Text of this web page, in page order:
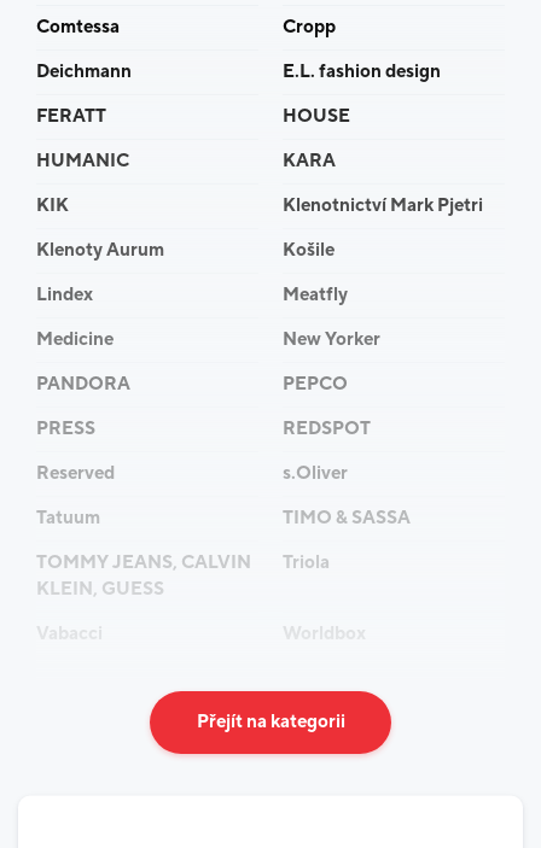
pellicce.cz
Comtessa
Cropp
Deichmann
E.L. fashion design
FERATT
HOUSE
HUMANIC
KARA
KIK
Klenotnictví Mark Pjetri
Klenoty Aurum
Košile
Lindex
Meatfly
Medicine
New Yorker
PANDORA
PEPCO
PRESS
REDSPOT
Reserved
s.Oliver
Tatuum
TIMO & SASSA
TOMMY JEANS, CALVIN
KLEIN, GUESS
Triola
Vabacci Worldbox
Přejít na kategorii